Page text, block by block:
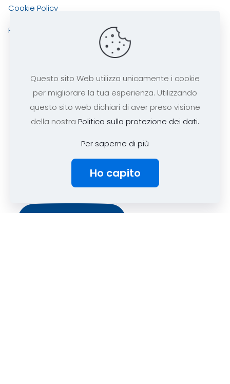
Cookie Policy
Privacy Policy
ASSTELCopyright 2025 tutti i diritti risevati -
codice fiscale 97290240585
Questo sito Web utilizza unicamente i cookie
per migliorare la tua esperienza. Utilizzando
questo sito web dichiari di aver preso visione
della nostra Politica sulla protezione dei dati.
Per saperne di più
Ho capito